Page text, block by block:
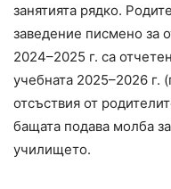
занятията рядко.
заведение писмено за
2024–2025 г. са
учебната 2025–2026 г.
отсъствия от
бащата подава молба
училището.